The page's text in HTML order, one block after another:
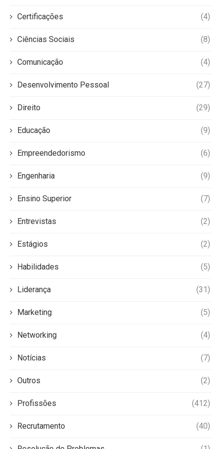
Certificações (4)
Ciências Sociais (8)
Comunicação (4)
Desenvolvimento Pessoal (27)
Direito (29)
Educação (9)
Empreendedorismo (6)
Engenharia (9)
Ensino Superior (7)
Entrevistas (2)
Estágios (2)
Habilidades (5)
Liderança (31)
Marketing (5)
Networking (4)
Notícias (7)
Outros (2)
Profissões (412)
Recrutamento (40)